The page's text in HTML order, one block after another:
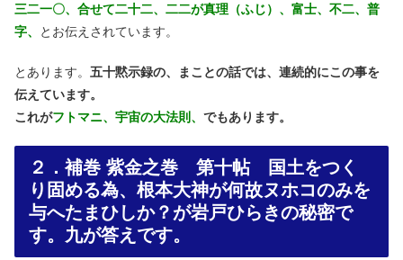
三二一〇、合せて二十二、二二が真理（ふじ）、富士、不二、普
字、
とお伝えされています。
とあります。 五十黙示録の、まことの話では、連続的にこの事を
伝えています。
これがフトマニ、宇宙の大法則、 でもあります。
２．補巻 紫金之巻 第十帖 国土をつく
り固める為、根本大神が何故ヌホコのみを
与へたまひしか？が岩戸ひらきの秘密で
す。九が答えです。